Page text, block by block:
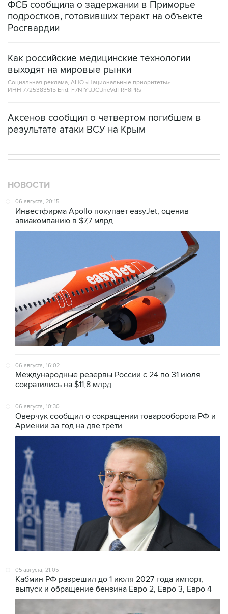
ФСБ сообщила о задержании в Приморье
подростков, готовивших теракт на объекте
Росгвардии
Как российские медицинские технологии
выходят на мировые рынки
Социальная реклама, АНО «Национальные приоритеты».
ИНН 7725383515 Erid: F7NfYUJCUneVdTRF8PRs
Аксенов сообщил о четвертом погибшем в
результате атаки ВСУ на Крым
НОВОСТИ
06 августа, 20:15
Инвестфирма Apollo покупает easyJet, оценив
авиакомпанию в $7,7 млрд
06 августа, 16:02
Международные резервы России с 24 по 31 июля
сократились на $11,8 млрд
06 августа, 10:30
Оверчук сообщил о сокращении товарооборота РФ и
Армении за год на две трети
05 августа, 21:05
Кабмин РФ разрешил до 1 июля 2027 года импорт,
выпуск и обращение бензина Евро 2, Евро 3, Евро 4